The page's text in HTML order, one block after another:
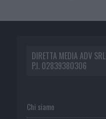
DIRETTA MEDIA ADV SRL
P.I. 02839380306
Chi siamo